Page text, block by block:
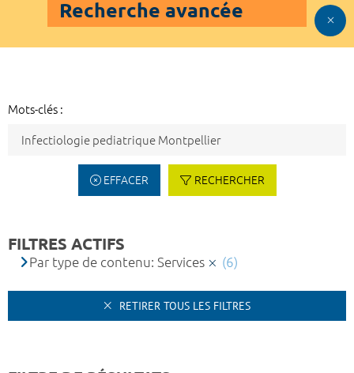
Recherche avancée
Mots-clés :
EFFACER RECHERCHER
FILTRES ACTIFS
Par type de contenu: Services (6)
RETIRER TOUS LES FILTRES